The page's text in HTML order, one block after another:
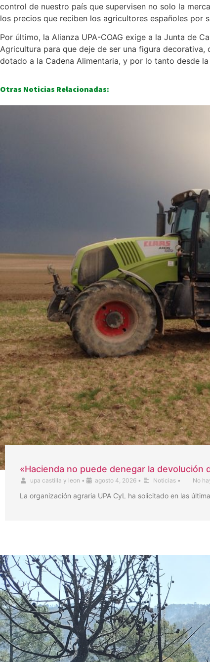
control de nuestro país que supervisen no solo la
los precios que reciben los agricultores españoles por
Por último, la Alianza UPA-COAG exige a la Junta de
Agricultura para que deje de ser una figura
dotado a la Cadena Alimentaria, y por lo tanto desde
Otras Noticias Relacionadas:
«Hacienda no puede denegar la
upa castilla y leon • agosto 4, 2026 • Noticias • No
La organización agraria UPA CyL ha solicitado en las